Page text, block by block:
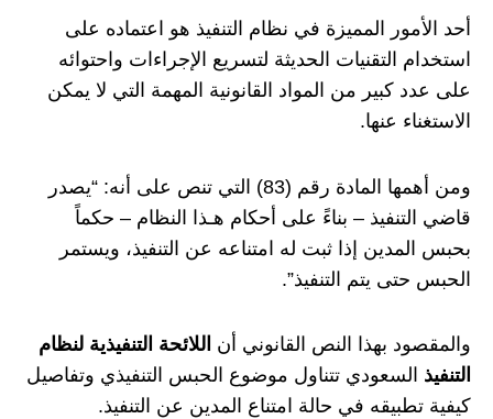
أحد الأمور المميزة في نظام التنفيذ هو اعتماده على
استخدام التقنيات الحديثة لتسريع الإجراءات واحتوائه
على عدد كبير من المواد القانونية المهمة التي لا يمكن
الاستغناء عنها.
ومن أهمها المادة رقم (83) التي تنص على أنه: “يصدر
قاضي التنفيذ – بناءً على أحكام هـذا النظام – حكماً
بحبس المدين إذا ثبت له امتناعه عن التنفيذ، ويستمر
الحبس حتى يتم التنفيذ”.
والمقصود بهذا النص القانوني أن اللائحة التنفيذية لنظام
التنفيذ السعودي تتناول موضوع الحبس التنفيذي وتفاصيل
كيفية تطبيقه في حالة امتناع المدين عن التنفيذ.